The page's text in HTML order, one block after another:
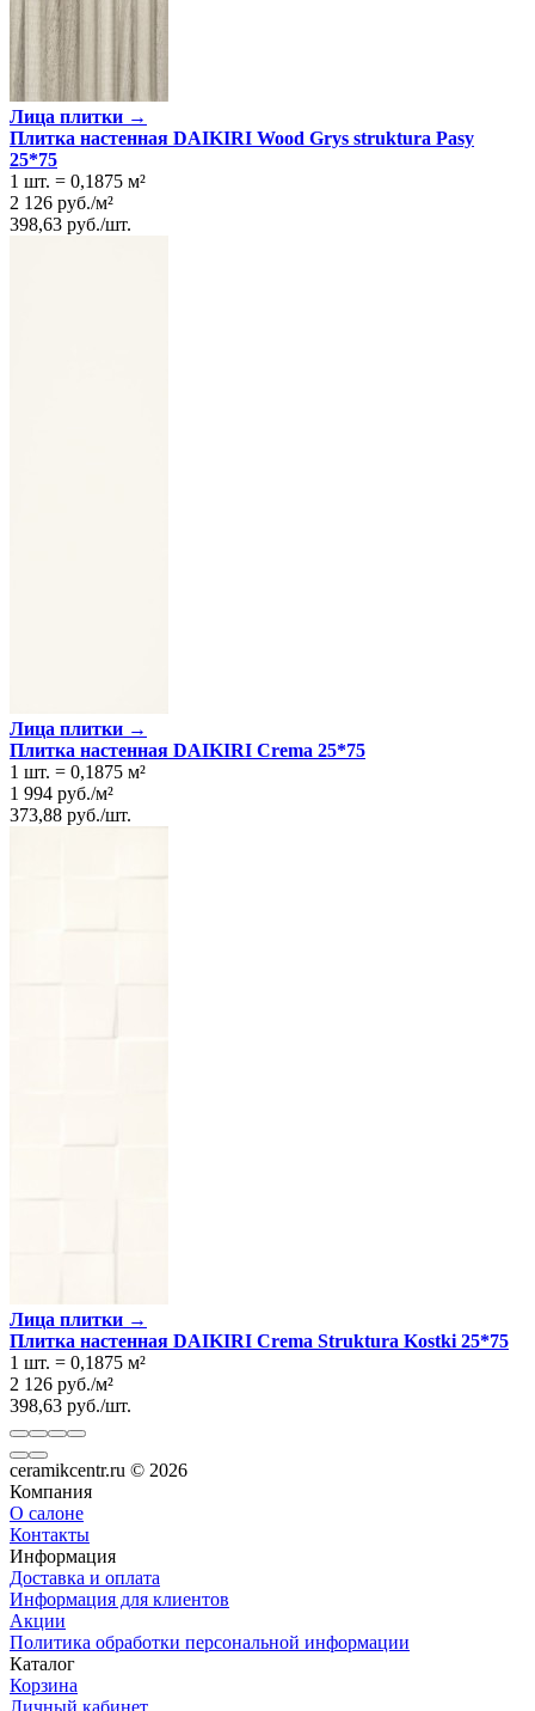
Лица плитки →
Плитка настенная DAIKIRI Wood Grys struktura Pasy
25*75
1 шт. = 0,1875 м²
2 126 руб./м²
398,63 руб./шт.
Лица плитки →
Плитка настенная DAIKIRI Crema 25*75
1 шт. = 0,1875 м²
1 994 руб./м²
373,88 руб./шт.
Лица плитки →
Плитка настенная DAIKIRI Crema Struktura Kostki 25*75
1 шт. = 0,1875 м²
2 126 руб./м²
398,63 руб./шт.
ceramikcentr.ru © 2026
Компания
О салоне
Контакты
Информация
Доставка и оплата
Информация для клиентов
Акции
Политика обработки персональной информации
Каталог
Корзина